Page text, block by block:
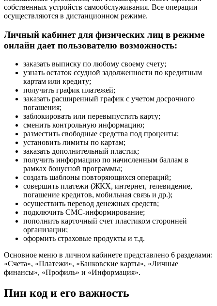
собственных устройств самообслуживания. Все операции
осуществляются в дистанционном режиме.
Личный кабинет для физических лиц в режиме
онлайн дает пользователю возможность:
заказать выписку по любому своему счету;
узнать остаток ссудной задолженности по кредитным
картам или кредиту;
получить график платежей;
заказать расширенный график с учетом досрочного
погашения;
заблокировать или перевыпустить карту;
сменить контрольную информацию;
разместить свободные средства под проценты;
установить лимиты по картам;
заказать дополнительный пластик;
получить информацию по начисленным баллам в
рамках бонусной программы;
создать шаблоны повторяющихся операций;
совершить платежи (ЖКХ, интернет, телевидение,
погашение кредитов, мобильная связь и др.);
осуществить перевод денежных средств;
подключить СМС-информирование;
пополнить карточный счет пластиком сторонней
организации;
оформить страховые продукты и т.д.
Основное меню в личном кабинете представлено 6 разделами:
«Счета», «Платежи», «Банковские карты», «Личные
финансы», «Профиль» и «Информация».
Пин код и его важность